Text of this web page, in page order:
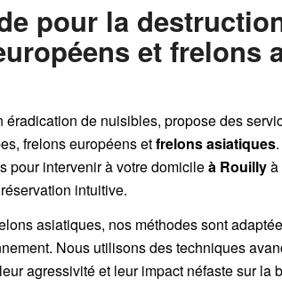
pour la
et frelons
éradication de nuisibles, propose des
, frelons européensetfrelons asiatiques
pour intervenir à votre domicileà Rouillyà
intuitive.
asiatiques, nos méthodes sont
Nous utilisons des techniques
agressivité et leur impact néfaste sur la